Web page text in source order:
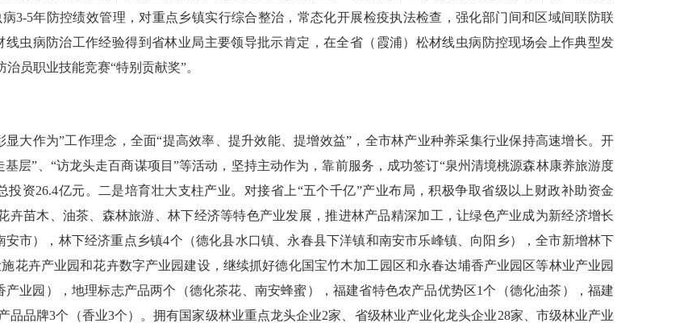
病3-5年防控绩效管理，对重点乡镇实行综合整治，常态化开展检疫执法检查，强化部门间和区域间联防联
线虫病防治工作经验得到省林业局主要领导批示肯定，在全省（霞浦）松材线虫病防控现场会上作典型发
员职业技能竞赛“特别贡献奖”。
大作为”工作理念，全面“提高效率、提升效能、提增效益”，全市林产业种养采集行业保持高速增长。开
层”、“访龙头走百商谋项目”等活动，坚持主动作为，靠前服务，成功签订“泉州清境桃源森林康养旅游度
投资26.4亿元。二是培育壮大支柱产业。对接省上“五个千亿”产业布局，积极争取省级以上财政补助资金
卉苗木、油茶、森林旅游、林下经济等特色产业发展，推进林产品精深加工，让绿色产业成为新经济增长
安市），林下经济重点乡镇4个（德化县水口镇、永春县下洋镇和南安市乐峰镇、向阳乡），全市新增林下
花卉产业园和花卉数字产业园建设，继续抓好德化国宝竹木加工园区和永春达埔香产业园区等林业产业园
产业园），地理标志产品两个（德化茶花、南安蜂蜜），福建省特色农产品优势区1个（德化油茶），福建
品品牌3个（香业3个）。拥有国家级林业重点龙头企业2家、省级林业产业化龙头企业28家、市级林业产业